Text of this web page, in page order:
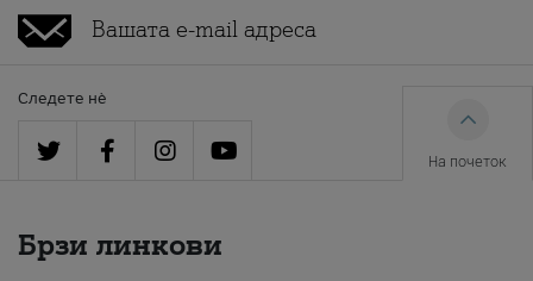
Следете нè
На почеток
Брзи линкови